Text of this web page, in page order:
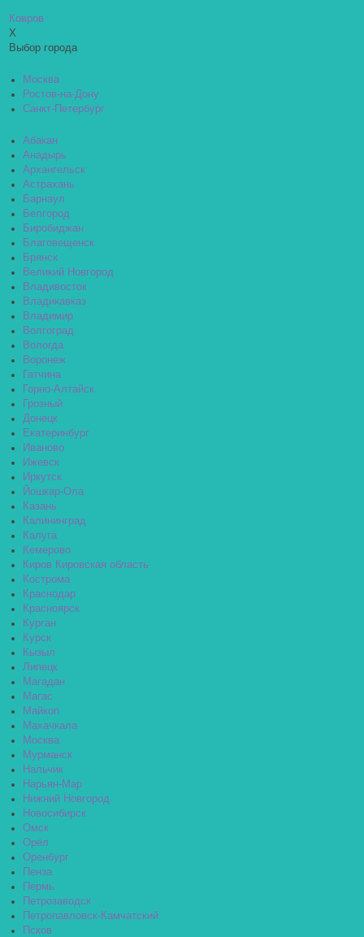
Ковров
X
Выбор города
Москва
Ростов-на-Дону
Санкт-Петербург
Абакан
Анадырь
Архангельск
Астрахань
Барнаул
Белгород
Биробиджан
Благовещенск
Брянск
Великий Новгород
Владивосток
Владикавказ
Владимир
Волгоград
Вологда
Воронеж
Гатчина
Горно-Алтайск
Грозный
Донецк
Екатеринбург
Иваново
Ижевск
Иркутск
Йошкар-Ола
Казань
Калининград
Калуга
Кемерово
Киров Кировская область
Кострома
Краснодар
Красноярск
Курган
Курск
Кызыл
Липецк
Магадан
Магас
Майкоп
Махачкала
Москва
Мурманск
Нальчик
Нарьян-Мар
Нижний Новгород
Новосибирск
Омск
Орёл
Оренбург
Пенза
Пермь
Петрозаводск
Петропавловск-Камчатский
Псков